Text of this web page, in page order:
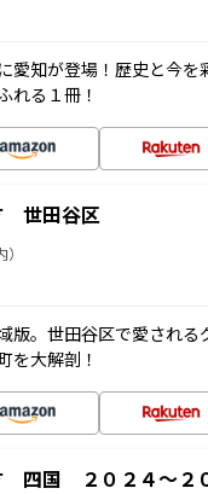
愛知が登場！歴史と今
れる１冊！
世田谷区
版。世田谷区で愛され
を大解剖！
四国 ２０２４～２